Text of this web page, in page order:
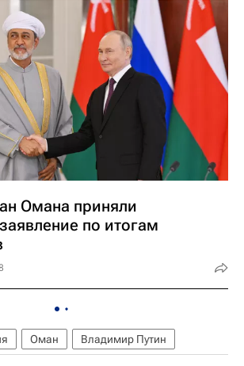
Омана приняли
по итогам
Оман Владимир Путин